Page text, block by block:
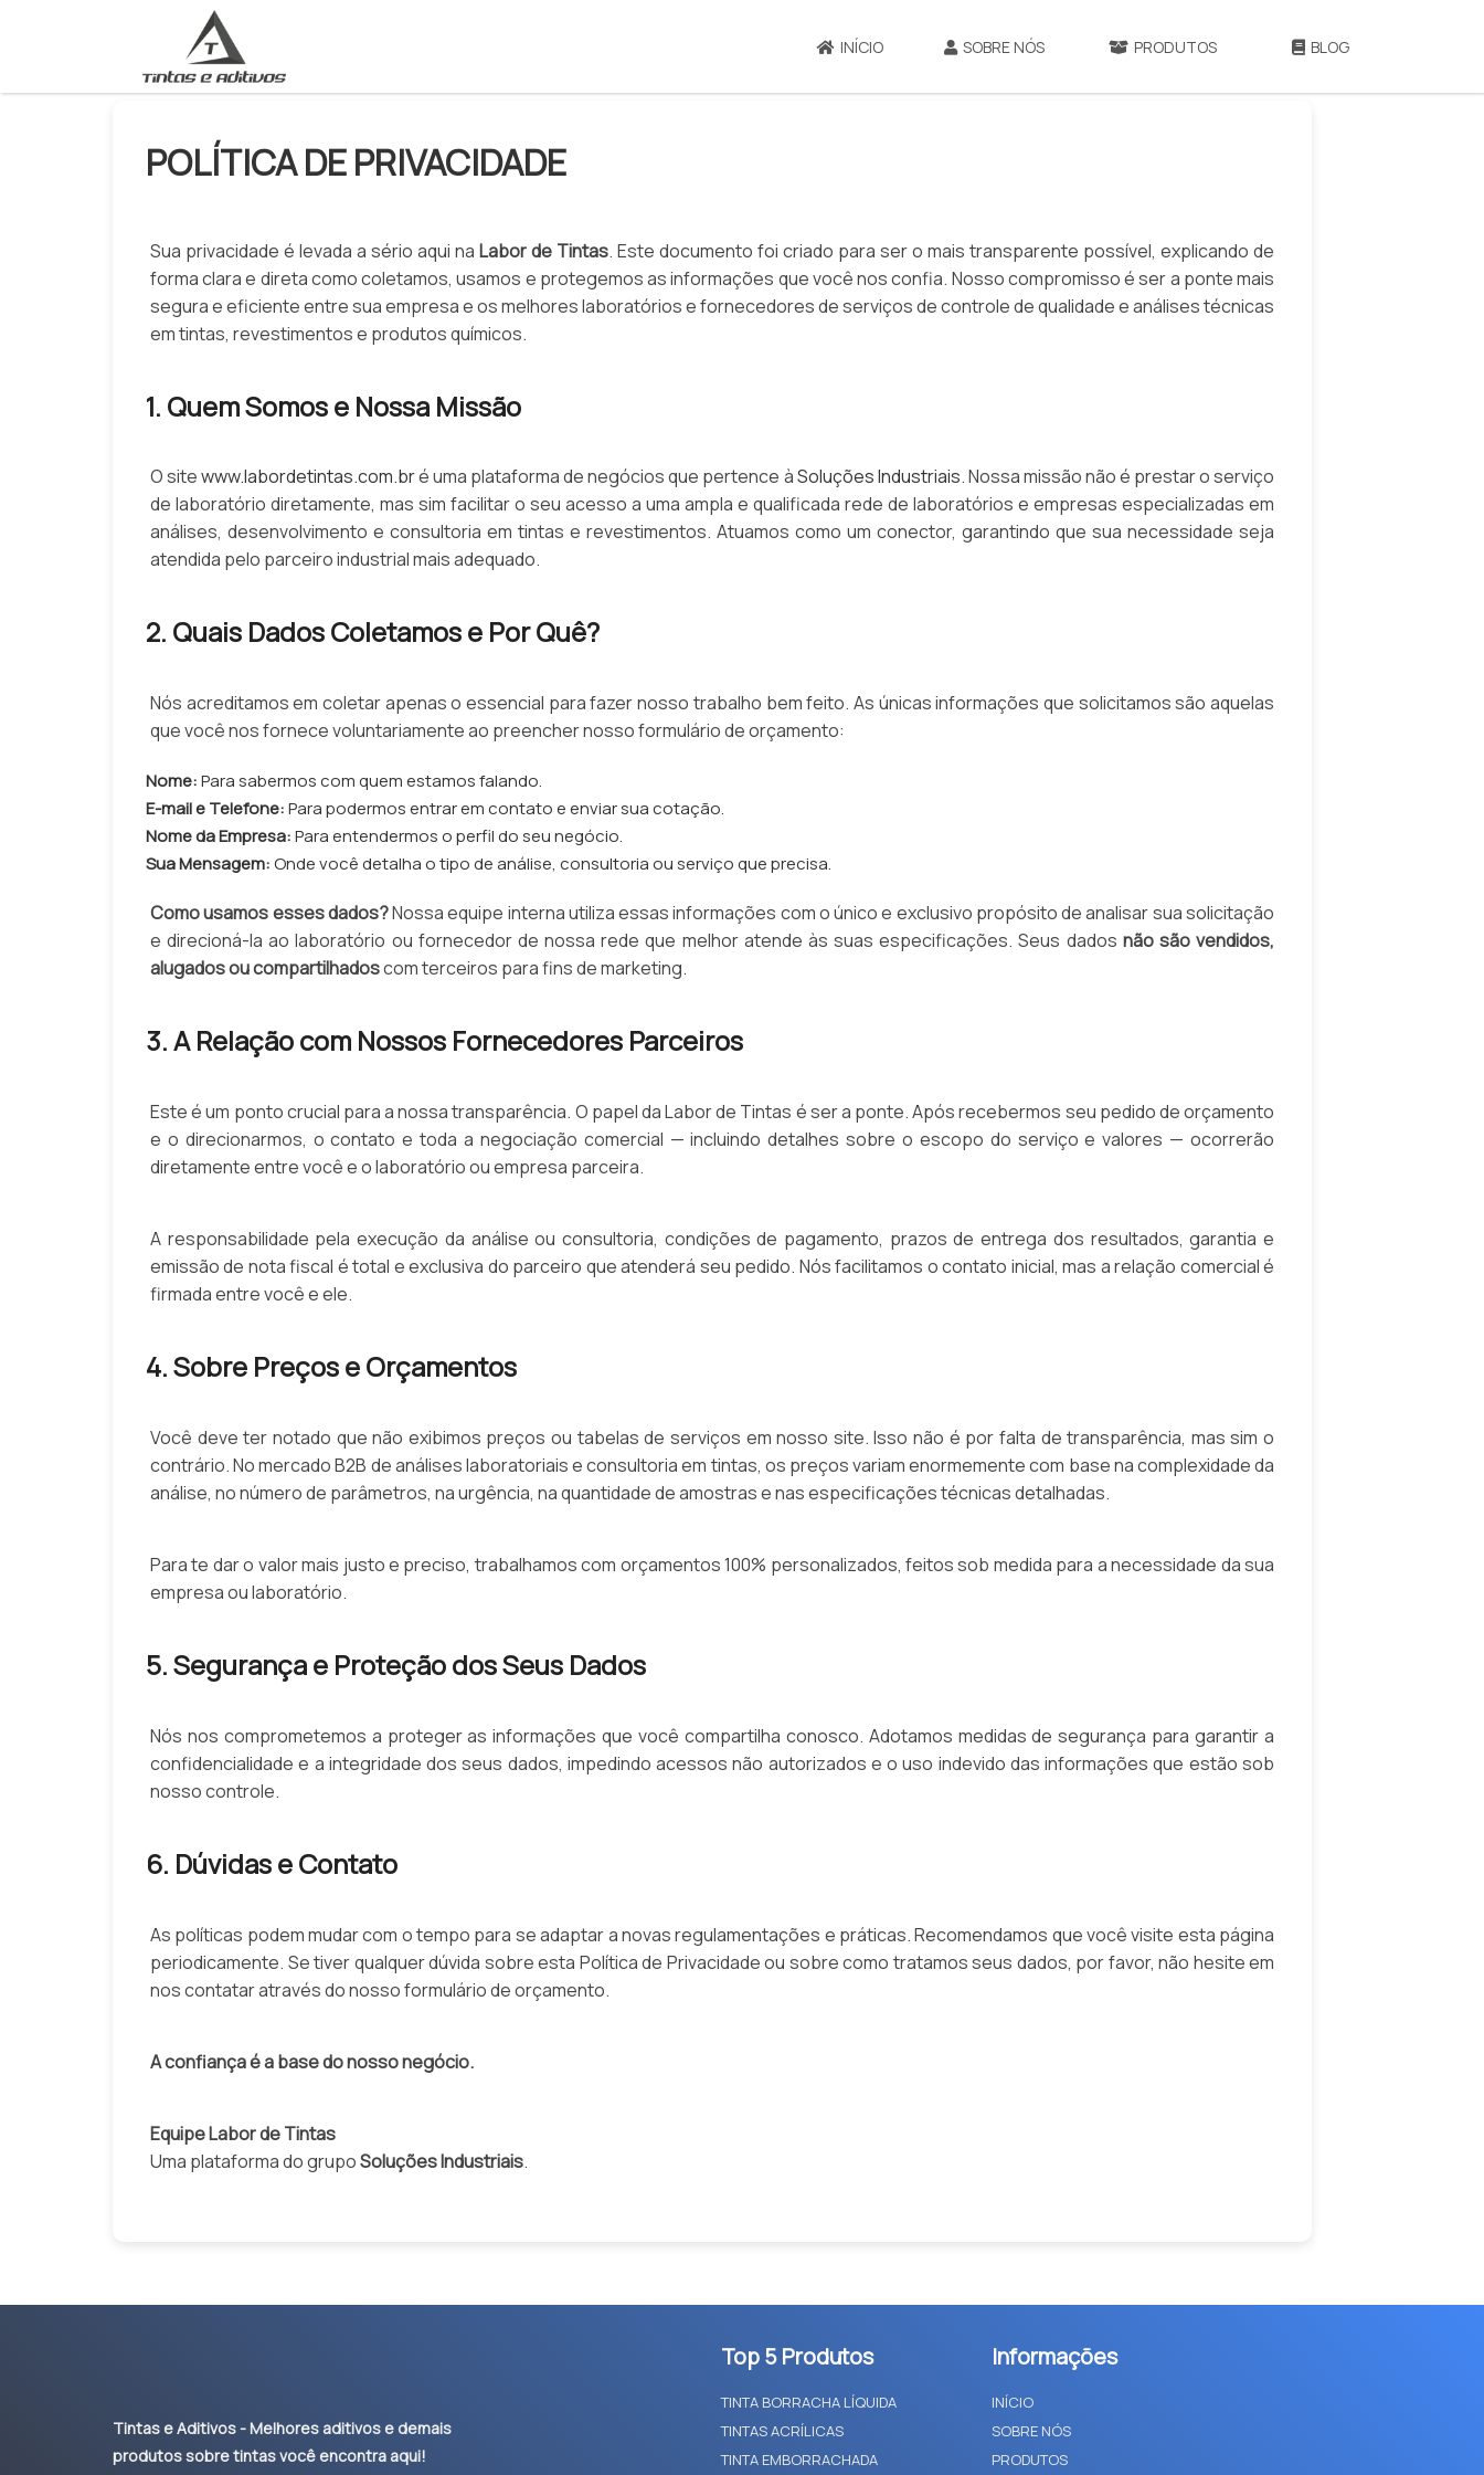
INÍCIO SOBRE NÓS PRODUTOS BLOG
POLÍTICA DE PRIVACIDADE
Sua privacidade é levada a sério aqui na Labor de Tintas. Este documento foi criado para ser o mais transparente possível, explicando de
forma clara e direta como coletamos, usamos e protegemos as informações que você nos confia. Nosso compromisso é ser a ponte mais
segura e eficiente entre sua empresa e os melhores laboratórios e fornecedores de serviços de controle de qualidade e análises técnicas
em tintas, revestimentos e produtos químicos.
1. Quem Somos e Nossa Missão
O sitewww.labordetintas.com.bré uma plataforma de negócios que pertence àSoluções Industriais. Nossa missão não é prestar o serviço
de laboratório diretamente, mas sim facilitar o seu acesso a uma ampla e qualificada rede de laboratórios e empresas especializadas em
análises, desenvolvimento e consultoria em tintas e revestimentos. Atuamos como um conector, garantindo que sua necessidade seja
atendida pelo parceiro industrial mais adequado.
2. Quais Dados Coletamos e Por Quê?
Nós acreditamos em coletar apenas o essencial para fazer nosso trabalho bem feito. As únicas informações que solicitamos são aquelas
que você nos fornece voluntariamente ao preencher nosso formulário de orçamento:
Nome:Para sabermos com quem estamos falando.
E-mail e Telefone:Para podermos entrar em contato e enviar sua cotação.
Nome da Empresa:Para entendermos o perfil do seu negócio.
Sua Mensagem:Onde você detalha o tipo de análise, consultoria ou serviço que precisa.
Como usamos esses dados?Nossa equipe interna utiliza essas informações com o único e exclusivo propósito de analisar sua solicitação
e direcioná-la ao laboratório ou fornecedor de nossa rede que melhor atende às suas especificações. Seus dados não são vendidos,
alugados ou compartilhadoscom terceiros para fins de marketing.
3. A Relação com Nossos Fornecedores Parceiros
Este é um ponto crucial para a nossa transparência. O papel da Labor de Tintas é ser a ponte. Após recebermos seu pedido de orçamento
e o direcionarmos, o contato e toda a negociação comercial — incluindo detalhes sobre o escopo do serviço e valores — ocorrerão
diretamente entre você e o laboratório ou empresa parceira.
A responsabilidade pela execução da análise ou consultoria, condições de pagamento, prazos de entrega dos resultados, garantia e
emissão de nota fiscal é total e exclusiva do parceiro que atenderá seu pedido. Nós facilitamos o contato inicial, mas a relação comercial é
firmada entre você e ele.
4. Sobre Preços e Orçamentos
Você deve ter notado que não exibimos preços ou tabelas de serviços em nosso site. Isso não é por falta de transparência, mas sim o
contrário. No mercado B2B de análises laboratoriais e consultoria em tintas, os preços variam enormemente com base na complexidade da
análise, no número de parâmetros, na urgência, na quantidade de amostras e nas especificações técnicas detalhadas.
Para te dar o valor mais justo e preciso, trabalhamos com orçamentos 100% personalizados, feitos sob medida para a necessidade da sua
empresa ou laboratório.
5. Segurança e Proteção dos Seus Dados
Nós nos comprometemos a proteger as informações que você compartilha conosco. Adotamos medidas de segurança para garantir a
confidencialidade e a integridade dos seus dados, impedindo acessos não autorizados e o uso indevido das informações que estão sob
nosso controle.
6. Dúvidas e Contato
As políticas podem mudar com o tempo para se adaptar a novas regulamentações e práticas. Recomendamos que você visite esta página
periodicamente. Se tiver qualquer dúvida sobre esta Política de Privacidade ou sobre como tratamos seus dados, por favor, não hesite em
nos contatar através do nosso formulário de orçamento.
A confiança é a base do nosso negócio.
Equipe Labor de Tintas
Uma plataforma do grupoSoluções Industriais.
Tintas e Aditivos - Melhores aditivos e demais
produtos sobre tintas você encontra aqui!
Top 5 Produtos
TINTA BORRACHA LÍQUIDA
TINTAS ACRÍLICAS
TINTA EMBORRACHADA
Informações
INÍCIO
SOBRE NÓS
PRODUTOS